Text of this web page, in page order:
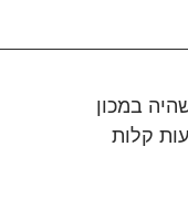
במכון
קלות